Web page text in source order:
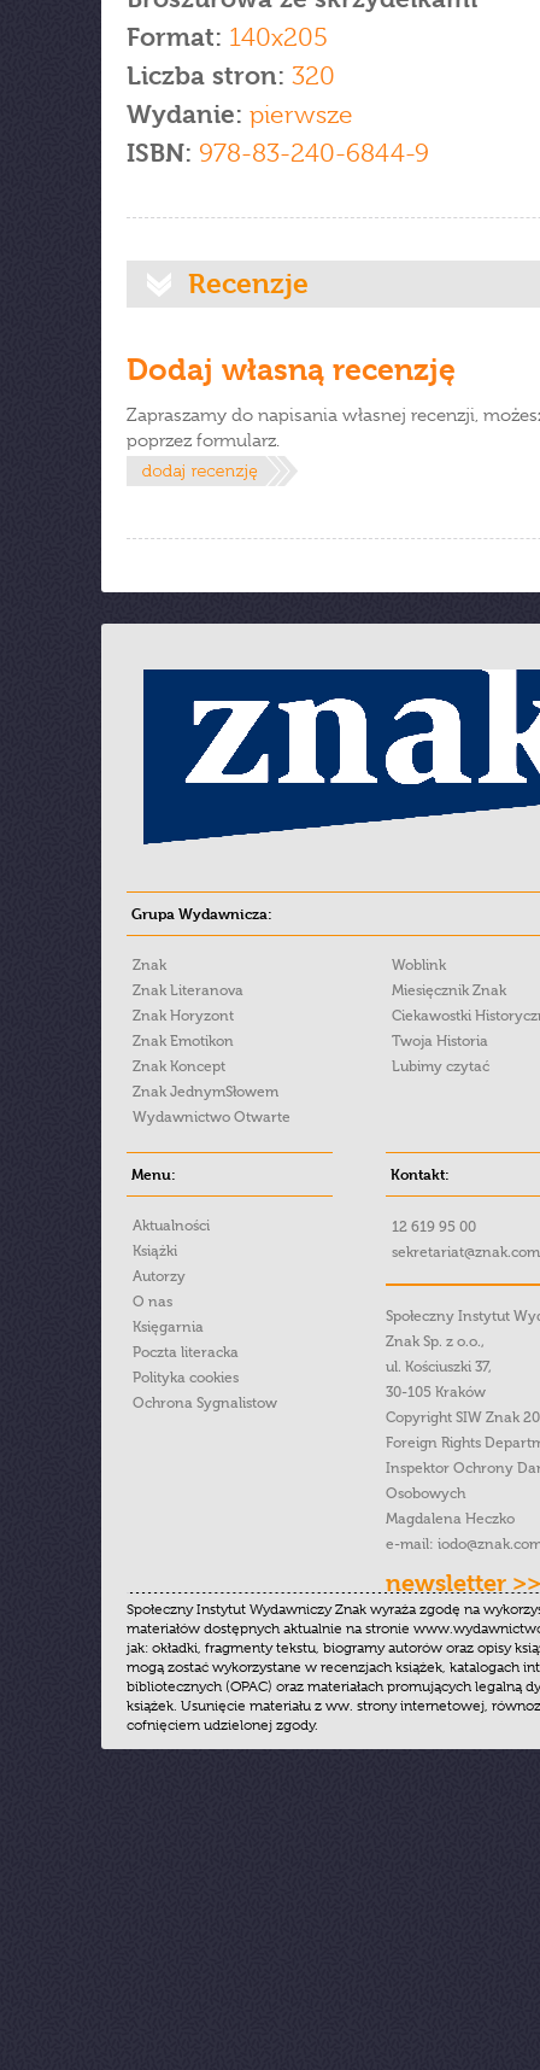
Format: 140x205
Liczba stron: 320
Wydanie: pierwsze
ISBN: 978-83-240-6844-9
Recenzje
Dodaj własną recenzję
Zapraszamy do napisania własnej recenzji,
poprzez formularz.
Grupa Wydawnicza:
Znak
Znak Literanova
Znak Horyzont
Znak Emotikon
Znak Koncept
Znak JednymSłowem
Wydawnictwo Otwarte
Woblink
Miesięcznik Znak
Ciekawostki
Twoja Historia
Lubimy czytać
Menu:
Aktualności
Książki
Autorzy
O nas
Księgarnia
Poczta literacka
Polityka cookies
Ochrona Sygnalistow
Kontakt:
12 619 95 00
Społeczny Instytut
Znak Sp. z o.o.,
ul. Kościuszki 37,
30-105 Kraków
Copyright SIW Znak
Foreign Rights
Inspektor Ochrony
Osobowych
Magdalena Heczko
e-mail:
newsletter >>
Społeczny Instytut Wydawniczy Znak wyraża zgodę na
materiałów dostępnych aktualnie na stronie
jak: okładki, fragmenty tekstu, biogramy autorów oraz opisy
mogą zostać wykorzystane w recenzjach książek, katalogach
bibliotecznych (OPAC) oraz materiałach promujących legalną
książek. Usunięcie materiału z ww. strony internetowej,
cofnięciem udzielonej zgody.